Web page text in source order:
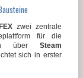
zwei zentrale
für die
über Steam
sich in erster